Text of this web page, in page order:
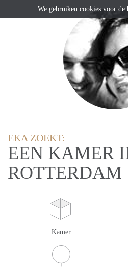
EKA ZOEKT:
EEN KAMER
ROTTERDAM
Kamer
We gebruiken cookiesvoor de